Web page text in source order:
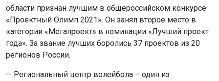
области признан лучшим в общероссийском конкурсе
«Проектный Олимп 2021». Он занял второе место в
категории «Мегапроект» в номинации «Лучший проект
года». За звание лучших боролись 37 проектов из 20
регионов России.
— Региональный центр волейбола – один из